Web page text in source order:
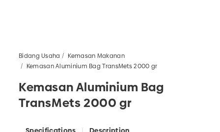
Bidang Usaha
Kemasan Makanan
Kemasan Aluminium Bag TransMets 2000 gr
Kemasan Aluminium Bag
TransMets 2000 gr